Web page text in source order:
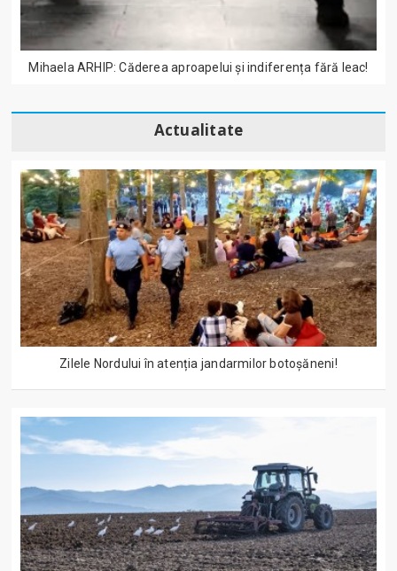
Mihaela ARHIP: Căderea aproapelui și indiferența fără leac!
Actualitate
Zilele Nordului în atenția jandarmilor botoșăneni!